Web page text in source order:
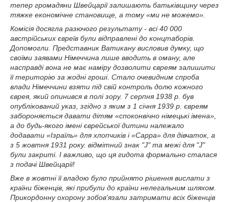
тепер громадяни Швейцарії залишають батьківщину через
тяжке економічне становище, а тому «ми не можемо».
Комісія досягла разючого результату - всі 40 000
австрійських євреїв були відправлені до концтаборів.
Допомогли. Представник Ватикану висловив думку, що
своїми заявами Німеччина лише вводить в оману, але
насправді вона не має наміру дозволити євреям залишити
її територію за жодні гроші. Стало очевидним спроба
влади Німеччини взяти під свій контроль долю кожного
єврея, який опинився в полі зору. 7 серпня 1938 р. був
опублікований указ, згідно з яким з 1 січня 1939 р. євреям
забороняється давати дітям «споконвічно німецькі імена»,
а до будь-якого імені єврейської дитини належало
додавати «Ізраїль» для хлопчиків і «Сарра» для дівчаток, а
з 5 жовтня 1931 року. відмітний знак "J" та межі для "J"
були закриті. І важливо, що ця гидота формально сталася
з подачі Швейцарії!
Вже в жовтні її владою було прийнято рішення вислати з
країни біженців, які прибули до країни нелегальним шляхом.
Прикордонну охорону зобов'язали затримати всіх біженців